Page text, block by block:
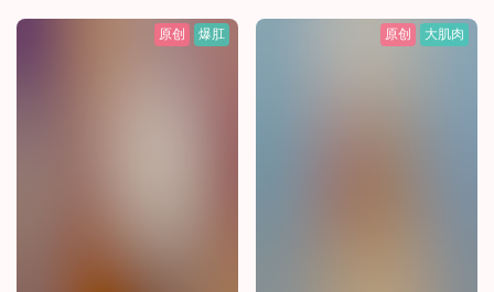
组] [Digital]
原创 爆肛 原创 大肌肉